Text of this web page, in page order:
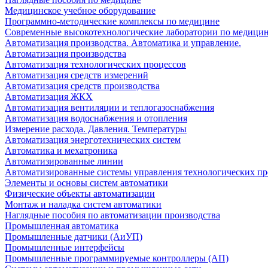
Медицинское учебное оборудование
Программно-методические комплексы по медицине
Современные высокотехнологические лаборатории по
Автоматизация производства. Автоматика и управление.
Автоматизация производства
Автоматизация технологических процессов
Автоматизация средств измерений
Автоматизация средств производства
Автоматизация ЖКХ
Автоматизация вентиляции и теплогазоснабжения
Автоматизация водоснабжения и отопления
Измерение расхода. Давления. Температуры
Автоматизация энерготехнических систем
Автоматика и мехатроника
Автоматизированные линии
Автоматизированные системы управления технологических
Элементы и основы систем автоматики
Физические объекты автоматизации
Монтаж и наладка систем автоматики
Наглядные пособия по автоматизации производства
Промышленная автоматика
Промышленные датчики (АиУП)
Промышленные интерфейсы
Промышленные программируемые контроллеры (АП)